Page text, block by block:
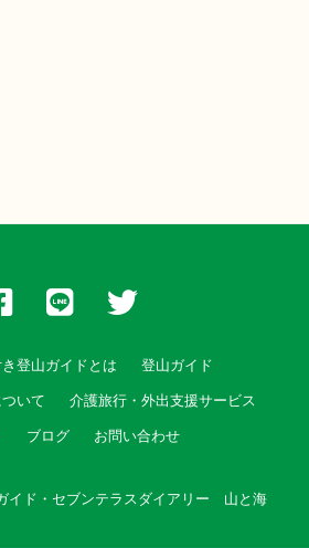
登山ガイドとは 登山ガイド
いて 介護旅行・外出支援サービス
ブログ お問い合わせ
イド・セブンテラスダイアリー 山と海